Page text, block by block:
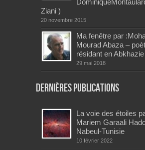
Ziani )
20 novembre 2015
Ma fenêtre par
Mourad Abaza –
résidant en Abkhazie
29 mai 2018
Dernières publications
La voie des étoiles
Mariem Garaali
Nabeul-Tunisie
10 février 2022